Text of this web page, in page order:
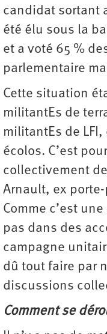
candidat sortant
été élu sous la
et a voté 65 %
parlementaire
Cette situation
militantEs de
militantEs de LFI,
écolos. C’est
collectivement
Arnault, ex porte-
Comme c’est
pas dans des
campagne
dû tout faire par
discussions
Comment se